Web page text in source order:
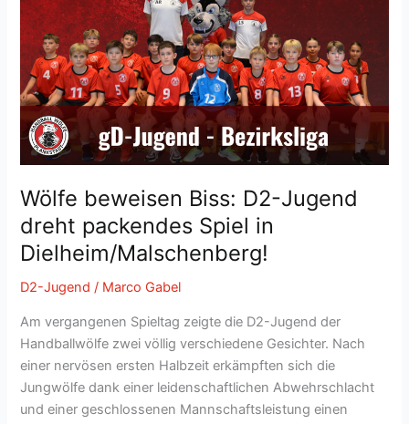
Wolfs-
Biss
beim
Krimi
in
Sandhausen!
Wölfe beweisen Biss: D2-Jugend
dreht packendes Spiel in
Dielheim/Malschenberg!
D2-Jugend / Marco Gabel
Am vergangenen Spieltag zeigte die D2-Jugend der
Handballwölfe zwei völlig verschiedene Gesichter. Nach
einer nervösen ersten Halbzeit erkämpften sich die
Jungwölfe dank einer leidenschaftlichen Abwehrschlacht
und einer geschlossenen Mannschaftsleistung einen